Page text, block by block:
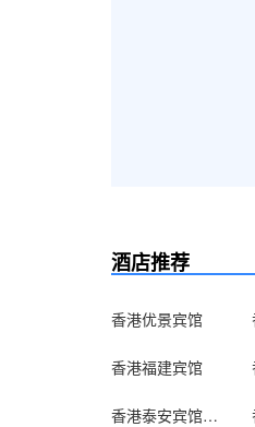
酒店推荐
香港优景宾馆
香港福建宾馆
香港泰安宾馆（家庭旅馆）